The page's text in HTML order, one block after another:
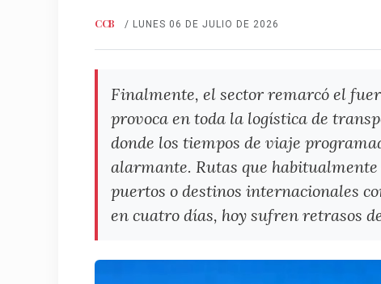
CCB / LUNES 06 DE JULIO DE 2026
Finalmente, el sector remarcó el
provoca en toda la logística de
donde los tiempos de viaje
alarmante. Rutas que
puertos o destinos internacionales
en cuatro días, hoy sufren retrasos